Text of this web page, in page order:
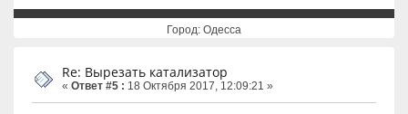
Город: Одесса
Re: Вырезать катализатор
« Ответ #5 : 18 Октября 2017, 12:09:21 »